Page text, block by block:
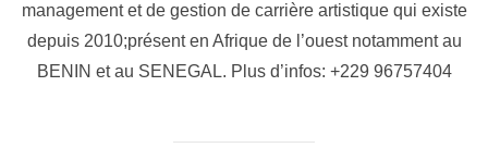
management et de gestion de carrière artistique qui existe
depuis 2010;présent en Afrique de l’ouest notamment au
BENIN et au SENEGAL. Plus d’infos: +229 96757404